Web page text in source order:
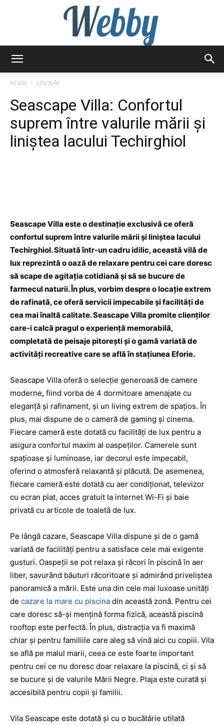
Acasă
Lifestyle
Seascape Villa: Confortul
suprem între valurile mării și
liniștea lacului Techirghiol
Seascape Villa este o destinație exclusivă ce oferă
confortul suprem între valurile mării și liniștea lacului
Techirghiol. Situată într-un cadru idilic, această vilă de
lux reprezintă o oază de relaxare pentru cei care doresc
să scape de agitația cotidiană și să se bucure de
farmecul naturii. În plus, vorbim despre o locație extrem
de rafinată, ce oferă servicii impecabile și facilități de
cea mai înaltă calitate. Seascape Villa promite clienților
care-i calcă pragul o experiență memorabilă,
completată de peisaje pitorești și o gamă variată de
activități recreative care se află în stațiunea Eforie.
Seascape Villa oferă o selecție generoasă de camere
moderne, fiind vorba de 4 dormitoare amenajate cu
eleganță și rafinament, și un living extrem de spațios. În
plus, mai dispune de o cameră de gaming și cinema.
Fiecare cameră este dotată cu facilități de lux pentru a
asigura confortul maxim al oaspeților. Camerele sunt
spațioase și luminoase, iar decorul este impecabil,
oferind o atmosferă relaxantă și plăcută. De asemenea,
fiecare cameră este dotată cu aer condiționat, televizor
cu ecran plat, acces gratuit la internet Wi-Fi și baie
privată cu articole de toaletă de lux.
Pe lângă cazare, Seascape Villa dispune și de o gamă
variată de facilități pentru a satisface cele mai exigente
gusturi. Oaspeții se pot relaxa și răcori în piscină în aer
liber, savurând băuturi răcoritoare și admirând priveliștea
panoramică a mării. Este una din cele mai luxoase unități
de cazare la mare cu piscina din această zonă. Pentru cei
care doresc să-și mențină forma fizică, această piscină
rooftop este perfectă. În plus, distracția va fi maximă
chiar și pentru familiile care aleg să vină aici cu copiii. Vila
se află pe malul marii, ceea ce este foarte important
pentru cei ce nu doresc doar relaxare la piscină, ci și să
se bucure și de valurile Mării Negre. Plaja este curată și
accesibilă pentru copii și familii.
Vila Seascape este dotată și cu o bucătărie utilată